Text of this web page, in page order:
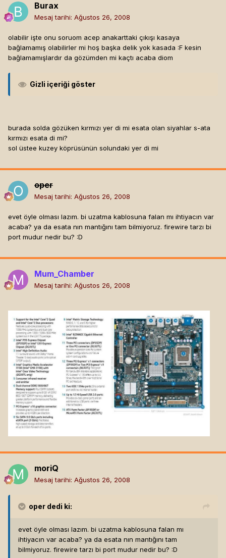
Burax
Mesaj tarihi: Ağustos 26, 2008
olabilir işte onu soruom acep anakarttaki çıkışı kasaya
bağlamamış olabilirler mi hoş başka delik yok kasada :F kesin
bağlamamışlardır da gözümden mi kaçtı acaba diom
Gizli içeriği göster
burada solda gözüken kırmızı yer di mi esata olan siyahlar s-ata
kırmızı esata di mi?
sol üstee kuzey köprüsünün solundaki yer di mi
oper
Mesaj tarihi: Ağustos 26, 2008
evet öyle olması lazım. bi uzatma kablosuna falan mı ihtiyacın var
acaba? ya da esata nın mantığını tam bilmiyoruz. firewire tarzı bi
port mudur nedir bu? :D
Mum_Chamber
Mesaj tarihi: Ağustos 26, 2008
moriQ
Mesaj tarihi: Ağustos 26, 2008
oper dedi ki:
evet öyle olması lazım. bi uzatma kablosuna falan mı
ihtiyacın var acaba? ya da esata nın mantığını tam
bilmiyoruz. firewire tarzı bi port mudur nedir bu? :D